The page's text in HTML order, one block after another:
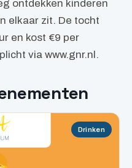
ontdekken kinderen
elkaar zit. De tocht
en kost €9 per
via www.gnr.nl.
Drinken